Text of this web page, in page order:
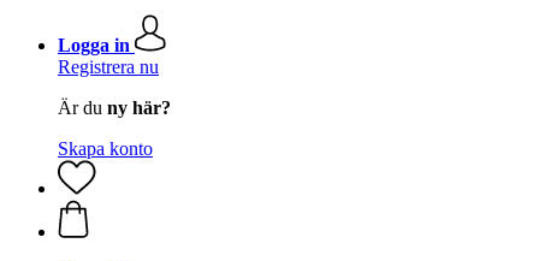
Logga in
Registrera nu
Är du ny här?
Skapa konto